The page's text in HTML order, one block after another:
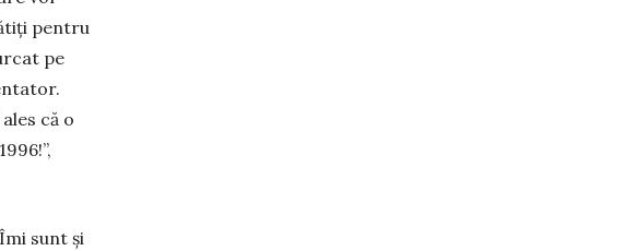
pentru
pe
că o
sunt şi